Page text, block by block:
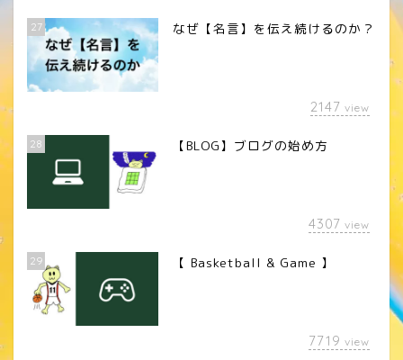
27 なぜ【名言】を伝え続けるのか？
2147 view
28 【BLOG】ブログの始め方
4307 view
29 【 Basketball & Game 】
7719 view
カメラレンズ